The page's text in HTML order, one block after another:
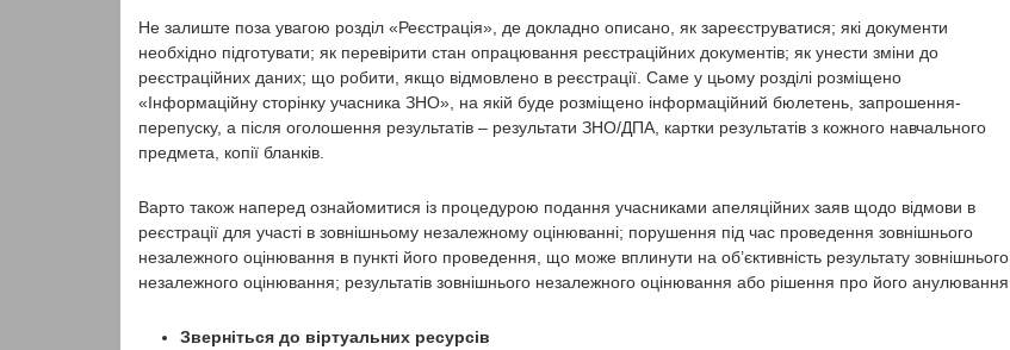
Не залиште поза увагою розділ «Реєстрація», де докладно описано, як зареєструватися; які документи
необхідно підготувати; як перевірити стан опрацювання реєстраційних документів; як унести зміни до
реєстраційних даних; що робити, якщо відмовлено в реєстрації. Саме у цьому розділі розміщено
«Інформаційну сторінку учасника ЗНО», на якій буде розміщено інформаційний бюлетень, запрошення-
перепуску, а після оголошення результатів – результати ЗНО/ДПА, картки результатів з кожного навчального
предмета, копії бланків.
Варто також наперед ознайомитися із процедурою подання учасниками апеляційних заяв щодо відмови в
реєстрації для участі в зовнішньому незалежному оцінюванні; порушення під час проведення зовнішнього
незалежного оцінювання в пункті його проведення, що може вплинути на об’єктивність результату зовнішнього
незалежного оцінювання; результатів зовнішнього незалежного оцінювання або рішення про його анулювання.
Зверніться до віртуальних ресурсів